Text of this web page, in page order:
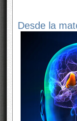
Desde la